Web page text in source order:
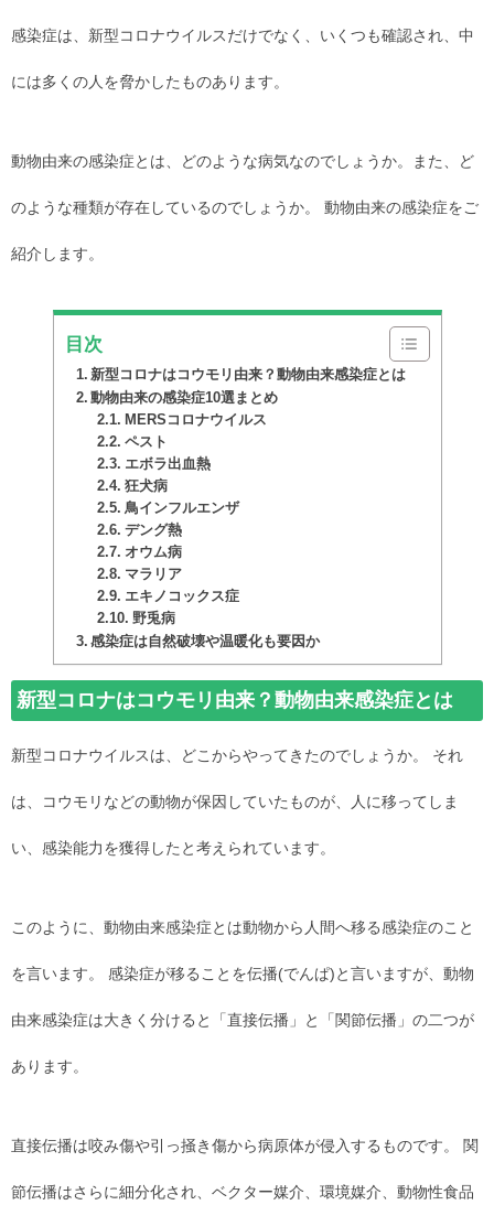
感染症は、新型コロナウイルスだけでなく、いくつも確認され、中
には多くの人を脅かしたものあります。
動物由来の感染症とは、どのような病気なのでしょうか。また、ど
のような種類が存在しているのでしょうか。 動物由来の感染症をご
紹介します。
目次
新型コロナはコウモリ由来？動物由来感染症とは
動物由来の感染症10選まとめ
MERSコロナウイルス
ペスト
エボラ出血熱
狂犬病
鳥インフルエンザ
デング熱
オウム病
マラリア
エキノコックス症
野兎病
感染症は自然破壊や温暖化も要因か
新型コロナはコウモリ由来？動物由来感染症とは
新型コロナウイルスは、どこからやってきたのでしょうか。 それ
は、コウモリなどの動物が保因していたものが、人に移ってしま
い、感染能力を獲得したと考えられています。
このように、動物由来感染症とは動物から人間へ移る感染症のこと
を言います。 感染症が移ることを伝播(でんぱ)と言いますが、動物
由来感染症は大きく分けると「直接伝播」と「関節伝播」の二つが
あります。
直接伝播は咬み傷や引っ掻き傷から病原体が侵入するものです。 関
節伝播はさらに細分化され、ベクター媒介、環境媒介、動物性食品